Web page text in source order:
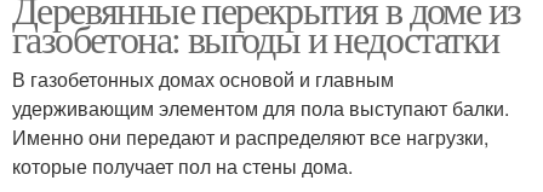
газобетона: выгоды и недостатки
В газобетонных домах основой и главным
удерживающим элементом для пола выступают балки.
Именно они передают и распределяют все нагрузки,
которые получает пол на стены дома.